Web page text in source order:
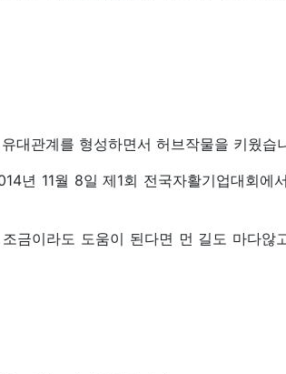
대관계를 형성하면서 허브작물을 키웠습
년 11월 8일 제1회 전국자활기업대회에서
금이라도 도움이 된다면 먼 길도 마다않